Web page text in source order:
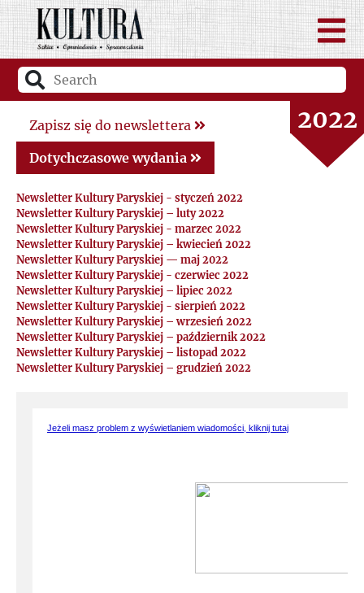
2024
2023
2022
2021
2014
Zapisz się do newslettera
Dotychczasowe wydania
Newsletter Kultury Paryskiej - styczeń 2022
Newsletter Kultury Paryskiej – luty 2022
Newsletter Kultury Paryskiej - marzec 2022
Newsletter Kultury Paryskiej – kwiecień 2022
Newsletter Kultury Paryskiej — maj 2022
Newsletter Kultury Paryskiej - czerwiec 2022
Newsletter Kultury Paryskiej – lipiec 2022
Newsletter Kultury Paryskiej - sierpień 2022
Newsletter Kultury Paryskiej – wrzesień 2022
Newsletter Kultury Paryskiej – październik 2022
Newsletter Kultury Paryskiej – listopad 2022
Newsletter Kultury Paryskiej – grudzień 2022
Jeżeli masz problem z wyświetlaniem wiadomości, kliknij tutaj